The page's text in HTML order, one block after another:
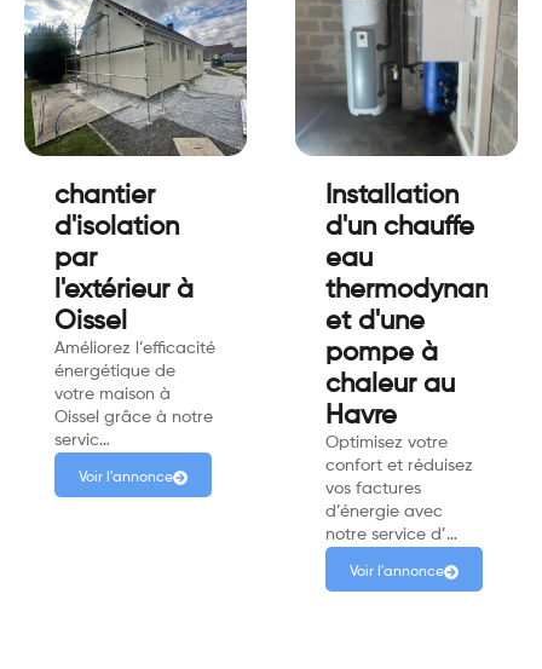
chantier
d'isolation
par
l'extérieur à
Oissel
Améliorez l’efficacité
énergétique de
votre maison à
Oissel grâce à notre
servic…
Voir l'annonce
Installation
d'un chauffe
eau
et d'une
pompe à
chaleur au
Havre
Optimisez votre
confort et réduisez
vos factures
d’énergie avec
notre service d’…
Voir l'annonce